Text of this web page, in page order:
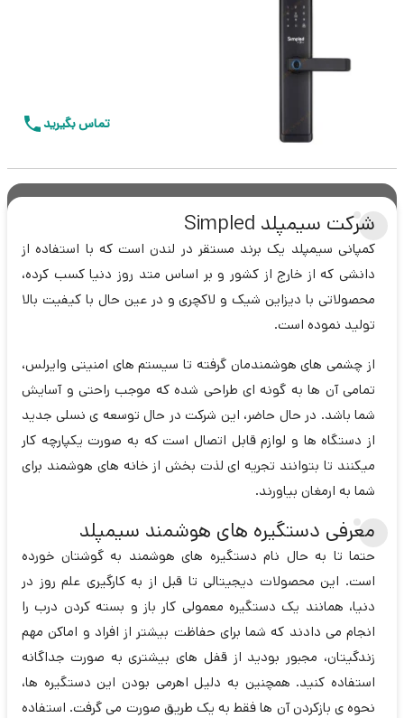
تماس بگیرید
شرکت سیمپلد Simpled
کمپانی سیمپلد یک برند مستقر در لندن است که با استفاده از
دانشی که از خارج از کشور و بر اساس متد روز دنیا کسب کرده،
محصولاتی با دیزاین شیک و لاکچری و در عین حال با کیفیت بالا
تولید نموده است.
از چشمی های هوشمندمان گرفته تا سیستم های امنیتی وایرلس،
تمامی آن ها به گونه ای طراحی شده که موجب راحتی و آسایش
شما باشد. در حال حاضر، این شرکت در حال توسعه ی نسلی جدید
از دستگاه ها و لوازم قابل اتصال است که به صورت یکپارچه کار
میکنند تا بتوانند تجریه ای لذت بخش از خانه های هوشمند برای
شما به ارمغان بیاورند.
معرفی دستگیره های هوشمند سیمپلد
حتما تا به حال نام دستگیره های هوشمند به گوشتان خورده
است. این محصولات دیجیتالی تا قبل از به کارگیری علم روز در
دنیا، همانند یک دستگیره معمولی کار باز و بسته کردن درب را
انجام می دادند که شما برای حفاظت بیشتر از افراد و اماکن مهم
زندگیتان، مجبور بودید از قفل های بیشتری به صورت جداگانه
استفاده کنید. همچنین به دلیل اهرمی بودن این دستگیره ها،
نحوه ی بازکردن آن ها فقط به یک طریق صورت می گرفت. استفاده